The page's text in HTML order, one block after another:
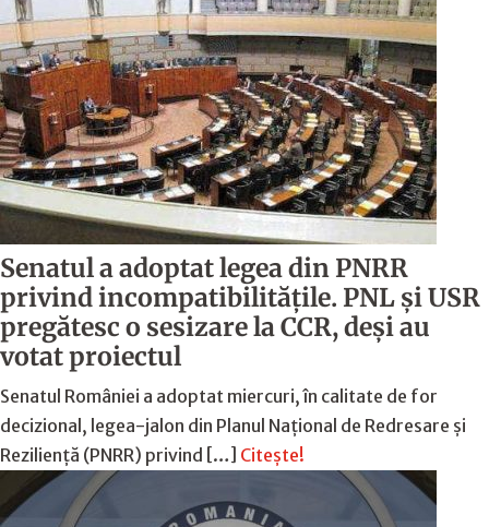
Senatul a adoptat legea din PNRR
privind incompatibilitățile. PNL și USR
pregătesc o sesizare la CCR, deși au
votat proiectul
Senatul României a adoptat miercuri, în calitate de for
decizional, legea-jalon din Planul Național de Redresare și
Reziliență (PNRR) privind […] Citește!